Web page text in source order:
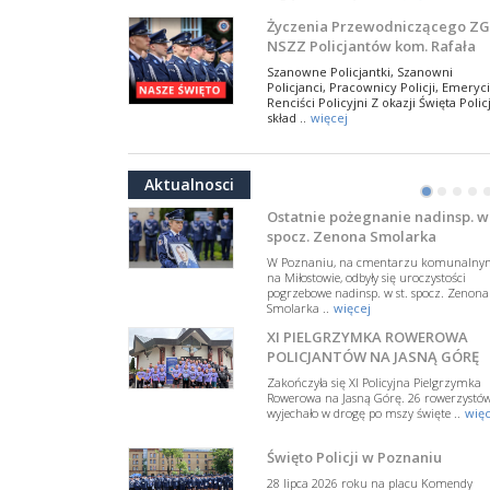
Życzenia Przewodniczącego ZG
NSZZ Policjantów kom. Rafała
Jankowskiego z okazji Święta
Policji 2026
Szanowne Policjantki, Szanowni
Policjanci, Pracownicy Policji,
Renciści Policyjni Z okazji Święta
skład .. więcej
NSZZ Policjantów: Policja nie
W przestrzeni publicznej po raz
pojawiły się wypowiedzi, które
w funkcjonariuszki i funkcjonariuszy
Policj .. więcej
Dodatkowe zarobkowanie
policjantów. NSZZP: obecne
rozwiązania wymagają zmian
zmiany przepisów regulujących
podejmowanie przez policjantów
dodatkowej pracy zarobkowe ..
więcej
Krok 1. Umorzenie. Krok 2.
z hejtem
Postępowanie dotyczące interwencji
Policji w miejscu zamieszkania red.
Tomasza Sakiewicza zostało
Aktualnosci
•• • •
NSZZ Policjantów
Na zaproszenie Zarządu Głównego NSZZ
Policjantów w Polsce gościł Rafael
Departamentu Policji w Nowym Jorku, o
.. więcej
PAMIĘTAMY I ODDAJMY HOŁD
SIERŻ. MARKOWI SIENICKIEMU
poświęconą starszemu sierżantowi Mar
Ostatnie pożegnanie nadinsp. w
spocz. Zenona Smolarka
W Poznaniu, na cmentarzu
na Miłostowie, odbyły się uroczystości
pogrzebowe nadinsp. w st. spocz. Zenona
Smolarka .. więcej
XI PIELGRZYMKA ROWEROWA
POLICJANTÓW NA JASNĄ GÓRĘ
Zakończyła się XI Policyjna Pielgrzymka
Rowerowa na Jasną Górę. 26
wyjechało w drogę po mszy święte ..
Święto Policji w Poznaniu
28 lipca 2026 roku na placu Komendy